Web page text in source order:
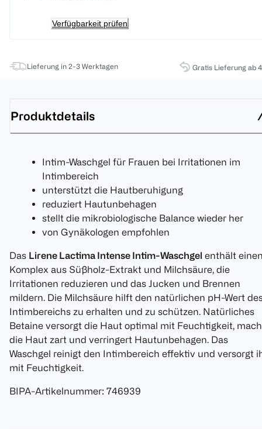
Verfügbarkeit prüfen
Lieferung in 2-3 Werktagen Gratis Lieferung ab
Produktdetails
Intim-Waschgel für Frauen bei Irritationen im
Intimbereich
unterstützt die Hautberuhigung
reduziert Hautunbehagen
stellt die mikrobiologische Balance wieder her
von Gynäkologen empfohlen
Das Lirene Lactima Intense Intim-Waschgel enthält
Komplex aus Süßholz-Extrakt und Milchsäure, die
Irritationen reduzieren und das Jucken und Brennen
mildern. Die Milchsäure hilft den natürlichen pH-Wert
Intimbereichs zu erhalten und zu schützen. Natürliches
Betaine versorgt die Haut optimal mit Feuchtigkeit,
die Haut zart und verringert Hautunbehagen. Das
Waschgel reinigt den Intimbereich effektiv und versorgt
mit Feuchtigkeit.
BIPA-Artikelnummer: 746939